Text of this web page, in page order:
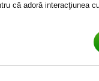
că adoră interacţiunea